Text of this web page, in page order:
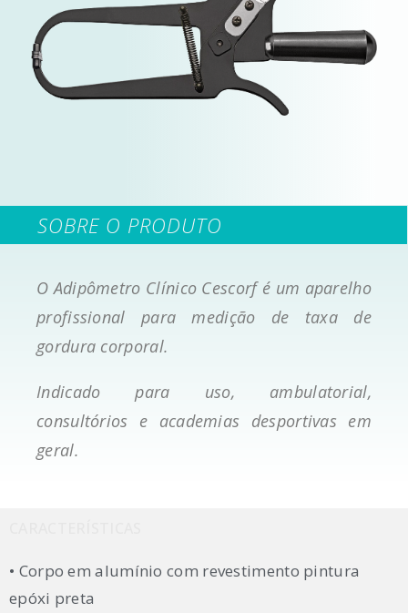
SOBRE O PRODUTO
O Adipômetro Clínico Cescorf é um aparelho
profissional para medição de taxa de
gordura corporal.
Indicado para uso, ambulatorial,
consultórios e academias desportivas em
geral.
• Corpo em alumínio com revestimento pintura
epóxi preta